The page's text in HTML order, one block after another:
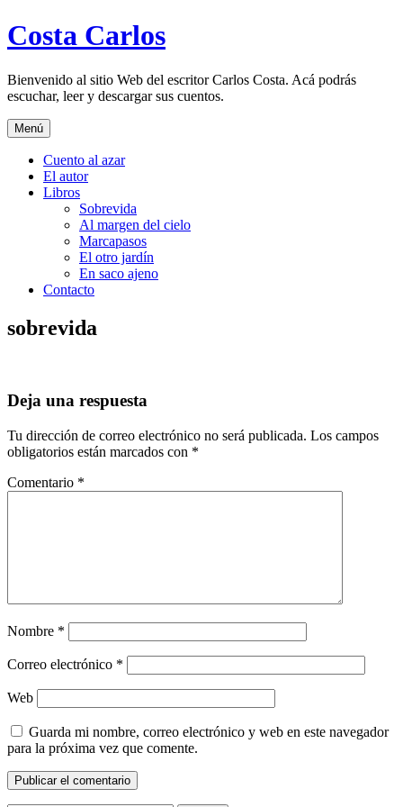
Saltar
al
Costa Carlos
Bienvenido al sitio Web del escritor Carlos Costa. Acá podrás
escuchar, leer y descargar sus cuentos.
Menú
Cuento al azar
El autor
Libros
Sobrevida
Al margen del cielo
Marcapasos
El otro jardín
En saco ajeno
Contacto
sobrevida
Deja una respuesta
Tu dirección de correo electrónico no será publicada. Los campos
obligatorios están marcados con *
Comentario *
Nombre *
Correo electrónico *
Web
Guarda mi nombre, correo electrónico y web en este navegador
para la próxima vez que comente.